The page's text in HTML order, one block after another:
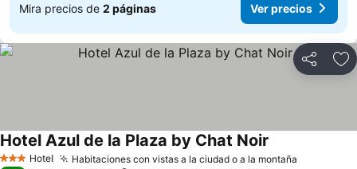
Mira precios de 2 páginas Ver precios
Compartir
3 Estrellas
Hotel Habitaciones con vistas a la ciudad o a la montaña
Hotel Azul de la Plaza by Chat Noir